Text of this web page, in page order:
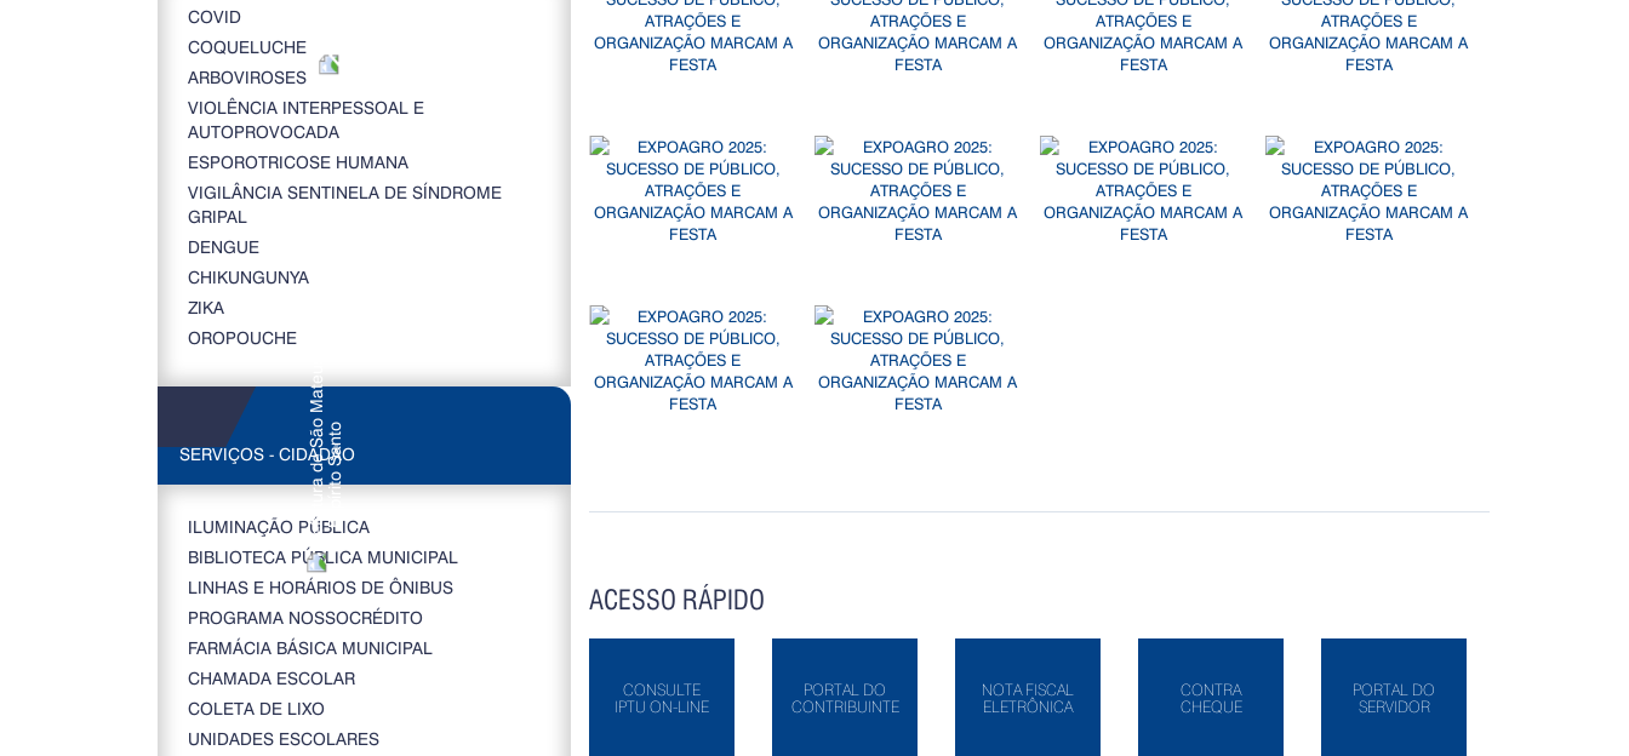
COVID
COQUELUCHE
ARBOVIROSES
VIOLÊNCIA INTERPESSOAL E
AUTOPROVOCADA
ESPOROTRICOSE HUMANA
VIGILÂNCIA SENTINELA DE SÍNDROME
GRIPAL
DENGUE
CHIKUNGUNYA
ZIKA
OROPOUCHE
SERVIÇOS - CIDADÃO
ILUMINAÇÃO PÚBLICA
BIBLIOTECA PÚBLICA MUNICIPAL
LINHAS E HORÁRIOS DE ÔNIBUS
PROGRAMA NOSSOCRÉDITO
FARMÁCIA BÁSICA MUNICIPAL
CHAMADA ESCOLAR
COLETA DE LIXO
UNIDADES ESCOLARES
ACESSO RÁPIDO
CONSULTE
IPTU ON-LINE
PORTAL DO
CONTRIBUINTE
NOTA FISCAL
ELETRÔNICA
CONTRA
CHEQUE
PORTAL DO
SERVIDOR